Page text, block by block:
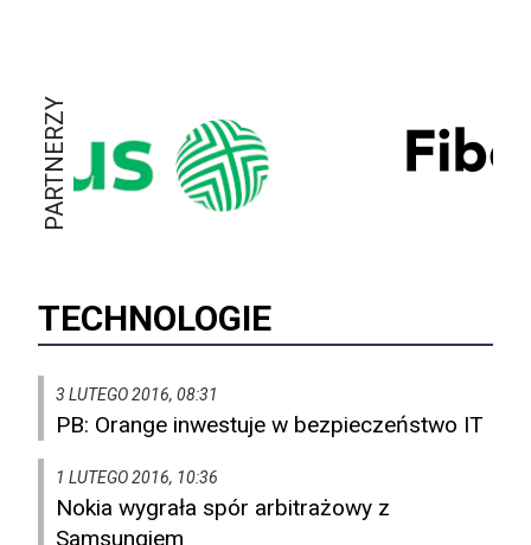
PARTNERZY
TECHNOLOGIE
3 LUTEGO 2016, 08:31
PB: Orange inwestuje w bezpieczeństwo IT
1 LUTEGO 2016, 10:36
Nokia wygrała spór arbitrażowy z
Samsungiem